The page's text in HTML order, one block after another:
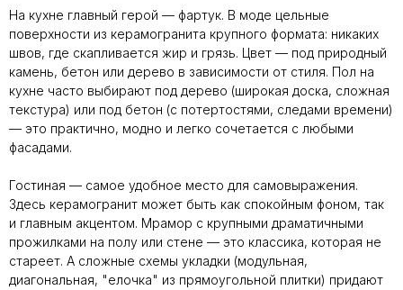
На кухне главный герой — фартук. В моде цельные
поверхности из керамогранита крупного формата: никаких
швов, где скапливается жир и грязь. Цвет — под природный
камень, бетон или дерево в зависимости от стиля. Пол на
кухне часто выбирают под дерево (широкая доска, сложная
текстура) или под бетон (с потертостями, следами времени)
— это практично, модно и легко сочетается с любыми
фасадами.
Гостиная — самое удобное место для самовыражения.
Здесь керамогранит может быть как спокойным фоном, так
и главным акцентом. Мрамор с крупными драматичными
прожилками на полу или стене — это классика, которая не
стареет. А сложные схемы укладки (модульная,
диагональная, "елочка" из прямоугольной плитки) придают